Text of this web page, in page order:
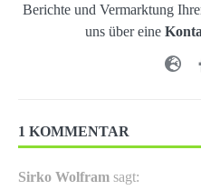
Berichte und Vermarktung
uns über eine
1 KOMMENTAR
Sirko Wolfram sagt: